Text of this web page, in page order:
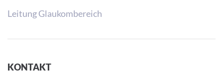
Leitung Glaukombereich
KONTAKT